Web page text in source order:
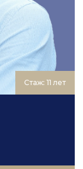
Стаж: 11 лет